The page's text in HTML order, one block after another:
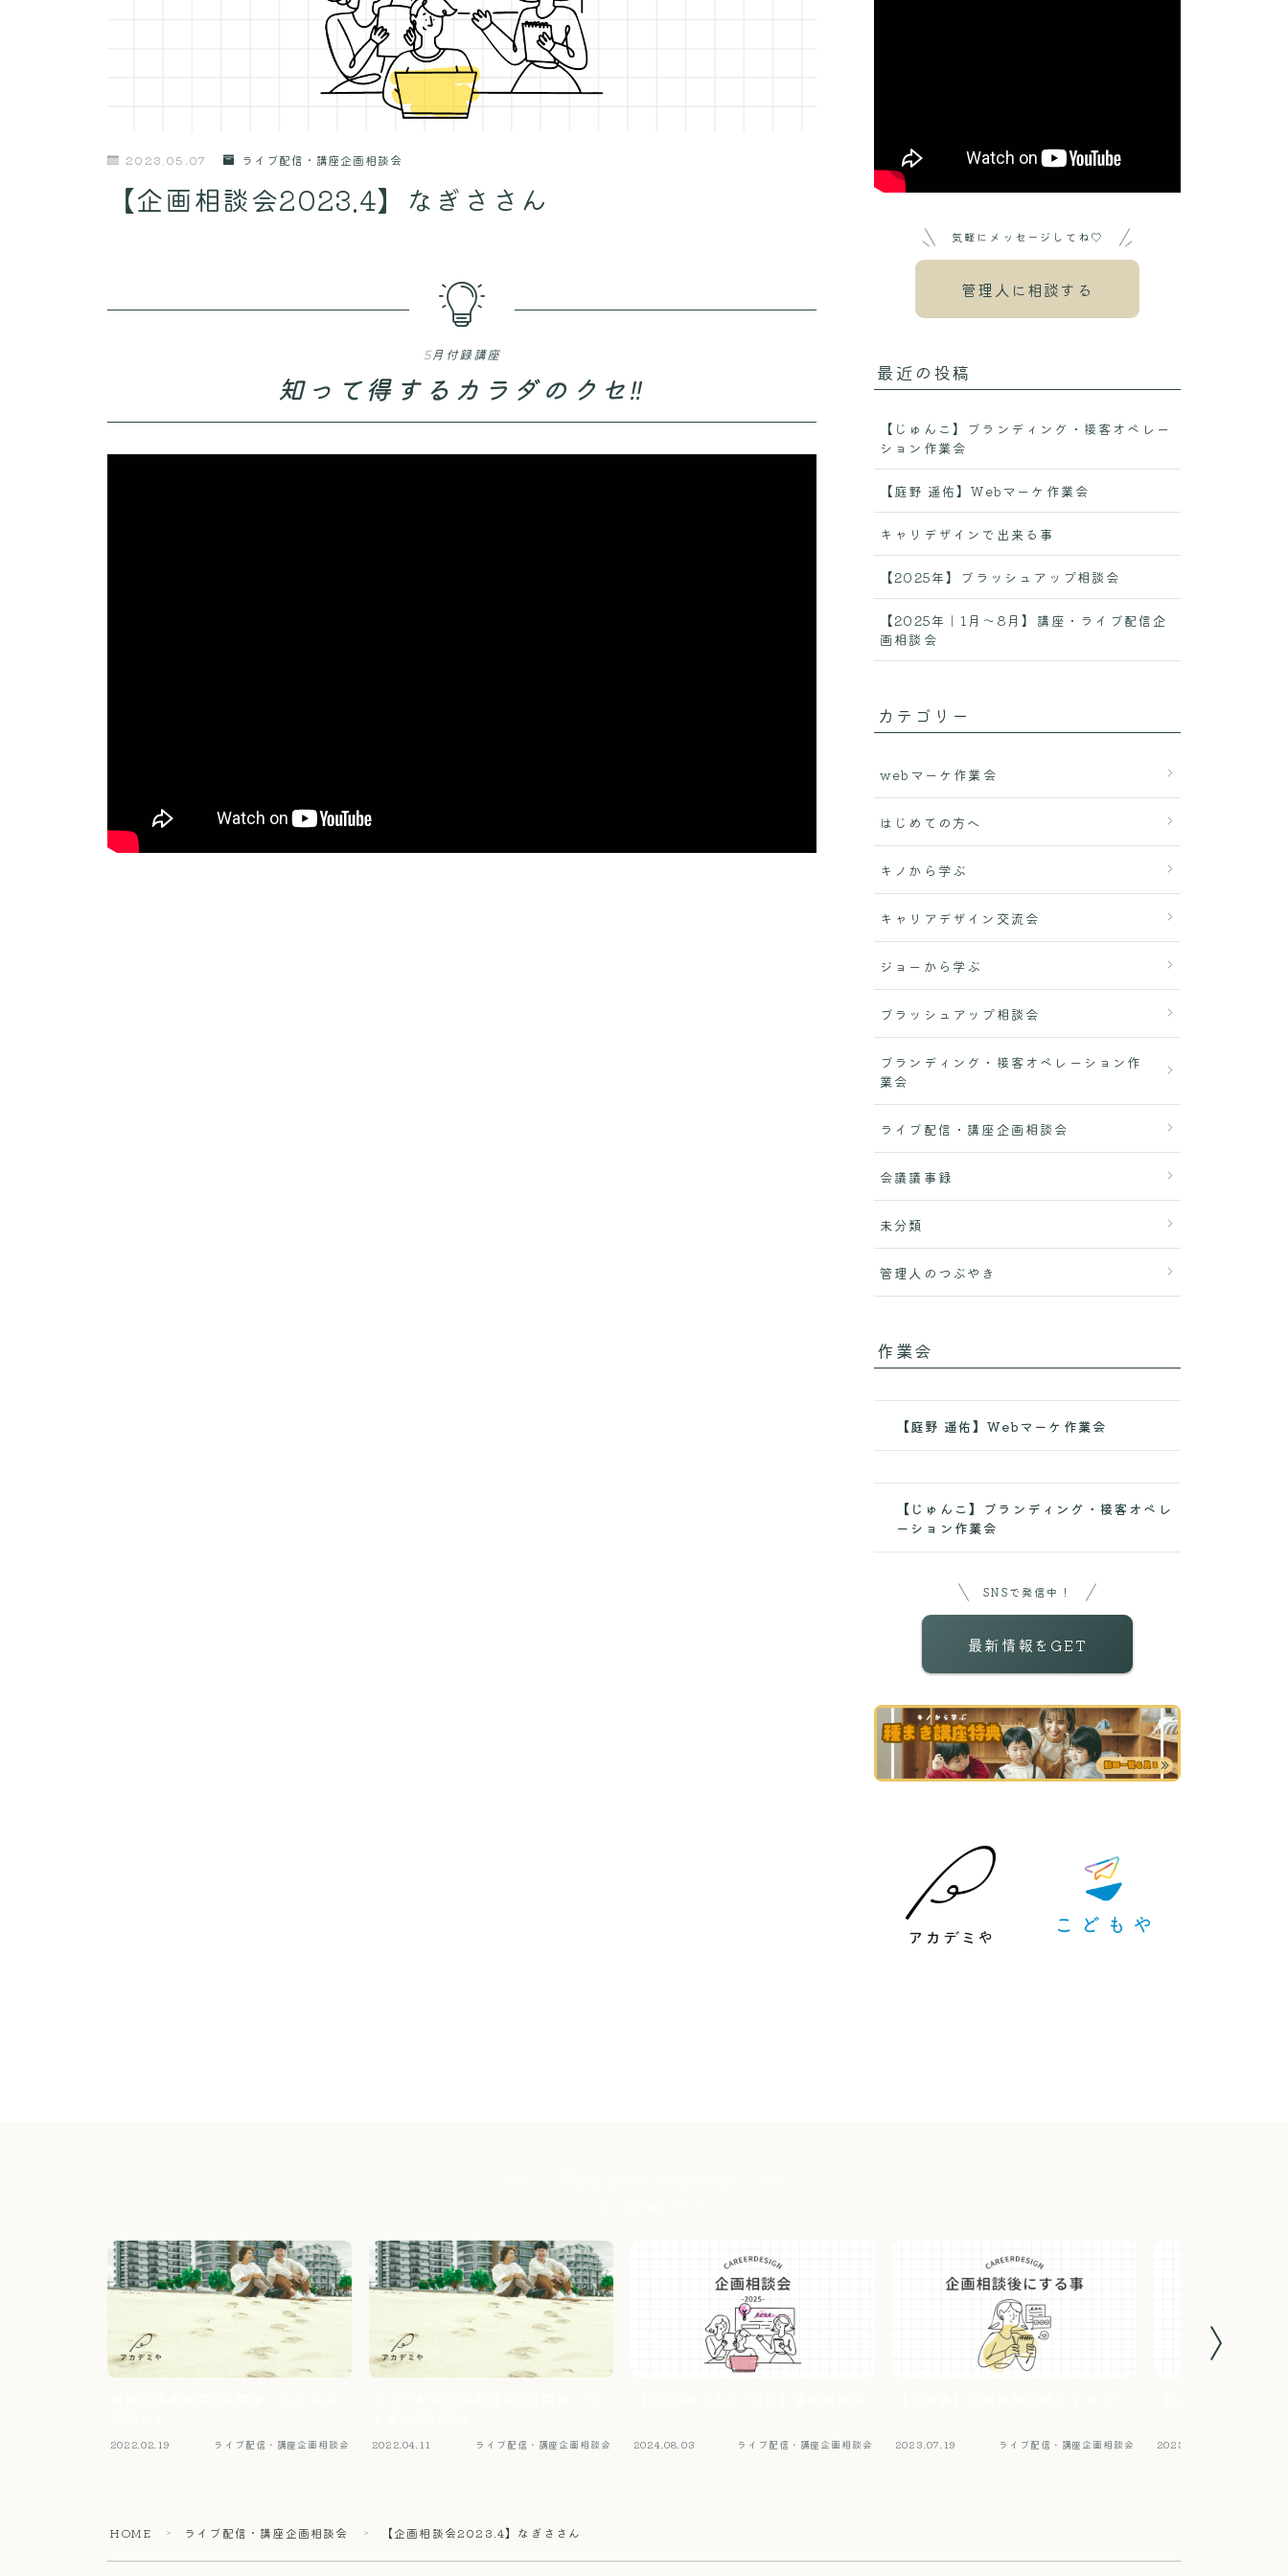
2023.05.07 ライブ配信・講座企画相談会
【企画相談会2023.4】なぎささん
5月付録講座
知って得するカラダのクセ‼
気軽にメッセージしてね♡
管理人に相談する
最近の投稿
【じゅんこ】ブランディング・接客オペレー
ション作業会
【庭野 遥佑】Webマーケ作業会
キャリデザインで出来る事
【2025年】ブラッシュアップ相談会
【2025年｜1月〜8月】講座・ライブ配信企
画相談会
カテゴリー
webマーケ作業会
はじめての方へ
キノから学ぶ
キャリアデザイン交流会
ジョーから学ぶ
ブラッシュアップ相談会
ブランディング・接客オペレーション作
業会
ライブ配信・講座企画相談会
会議議事録
未分類
管理人のつぶやき
作業会
【庭野 遥佑】Webマーケ作業会
【じゅんこ】ブランディング・接客オペレ
ーション作業会
SNSで発信中！
最新情報をGET
2022.02.19 ライブ配信・講座企画相談会 2022.04.11 ライブ配信・講座企画相談会 2024.08.03 ライブ配信・講座企画相談会 2023.07.19 ライブ配信・講座企画相談会 2023.09.19
HOME ＞ ライブ配信・講座企画相談会 ＞ 【企画相談会2023.4】なぎささん